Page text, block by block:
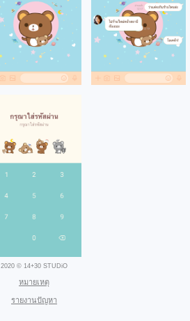
2020 © 14+30 STUDiO
หมายเหตุ
รายงานปัญหา